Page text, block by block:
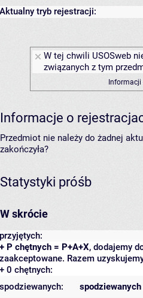
Aktualny tryb rejestracji:
W tej chwili USOSweb
związanych z tym
Informacje o
Przedmiot nie należy do żadnej
zakończyła?
Statystyki próśb
W skrócie
przyjętych:
+ P chętnych = P+A+X, dodajemy
zaakceptowane. Razem
+ 0 chętnych:
spodziewanych
spodziewanych: